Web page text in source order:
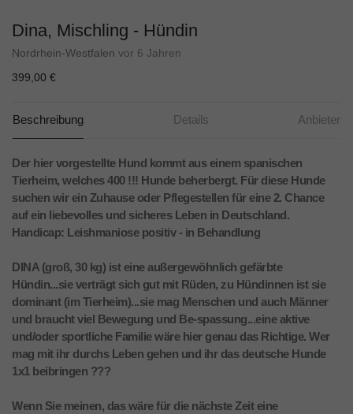
Dina, Mischling - Hündin
Nordrhein-Westfalen vor 6 Jahren
399,00 €
Beschreibung Details Anbieter
Der hier vorgestellte Hund kommt aus einem spanischen
Tierheim, welches 400 !!! Hunde beherbergt. Für diese Hunde
suchen wir ein Zuhause oder Pflegestellen für eine 2. Chance
auf ein liebevolles und sicheres Leben in Deutschland.
Handicap: Leishmaniose positiv - in Behandlung
DINA (groß, 30 kg) ist eine außergewöhnlich gefärbte
Hündin...sie verträgt sich gut mit Rüden, zu Hündinnen ist sie
dominant (im Tierheim)...sie mag Menschen und auch Männer
und braucht viel Bewegung und Be-spassung...eine aktive
und/oder sportliche Familie wäre hier genau das Richtige. Wer
mag mit ihr durchs Leben gehen und ihr das deutsche Hunde
1x1 beibringen ???
Wenn Sie meinen, das wäre für die nächste Zeit eine